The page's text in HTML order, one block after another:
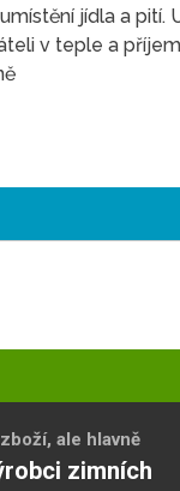
jídla a pití.
v teple a
ale hlavně
zimních